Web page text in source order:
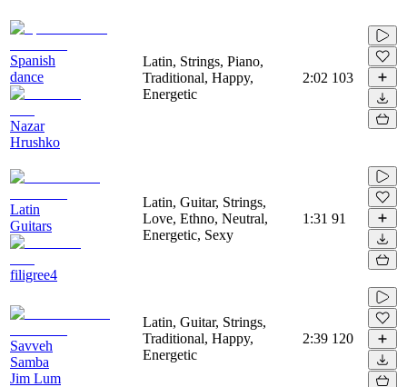
Spanish
dance
Nazar
Hrushko
Latin, Strings, Piano,
Traditional, Happy,
Energetic
2:02 103
Latin
Guitars
filigree4
Latin, Guitar, Strings,
Love, Ethno, Neutral,
Energetic, Sexy
1:31 91
Savveh
Samba
Jim Lum
Latin, Guitar, Strings,
Traditional, Happy,
Energetic
2:39 120